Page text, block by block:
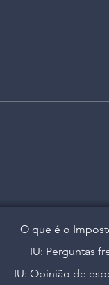
O que é o
IU: Perguntas
IU: Opinião de